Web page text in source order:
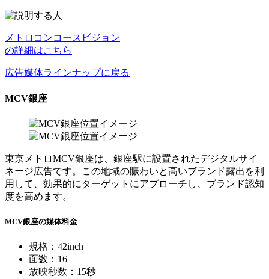
メトロコンコースビジョン
の詳細はこちら
広告媒体ラインナップに戻る
MCV銀座
東京メトロMCV銀座は、銀座駅に設置されたデジタルサイ
ネージ広告です。この地域の賑わいと高いブランド露出を利
用して、効果的にターゲットにアプローチし、ブランド認知
度を高めます。
MCV銀座の媒体料金
規格：42inch
面数：16
放映秒数：15秒